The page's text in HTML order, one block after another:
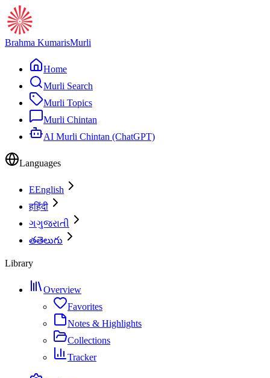
Brahma KumarisMurli
Home
Murli Search
Murli Topics
Murli Chintan
AI Murli Chintan (ChatGPT)
Languages
EEnglish
हहिंदी
ગગુજરાતી
తతెలుగు
Library
Overview
Favorites
Notes & Highlights
Collections
Tracker